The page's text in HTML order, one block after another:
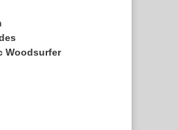
Woodsurfer